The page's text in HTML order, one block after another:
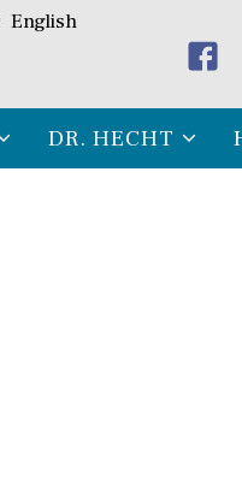
English
DR. HECHT